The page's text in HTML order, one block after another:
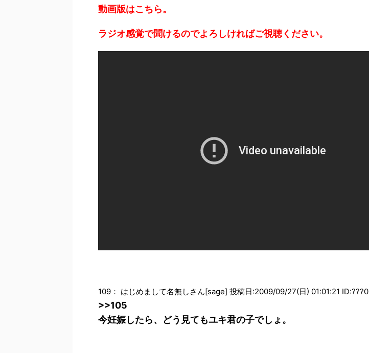
動画版はこちら。
ラジオ感覚で聞けるのでよろしければご視聴ください。
109： はじめまして名無しさん[sage] 投稿日:2009/09/27(日) 01:01:21 ID:???0
>>105
今妊娠したら、どう見てもユキ君の子でしょ。